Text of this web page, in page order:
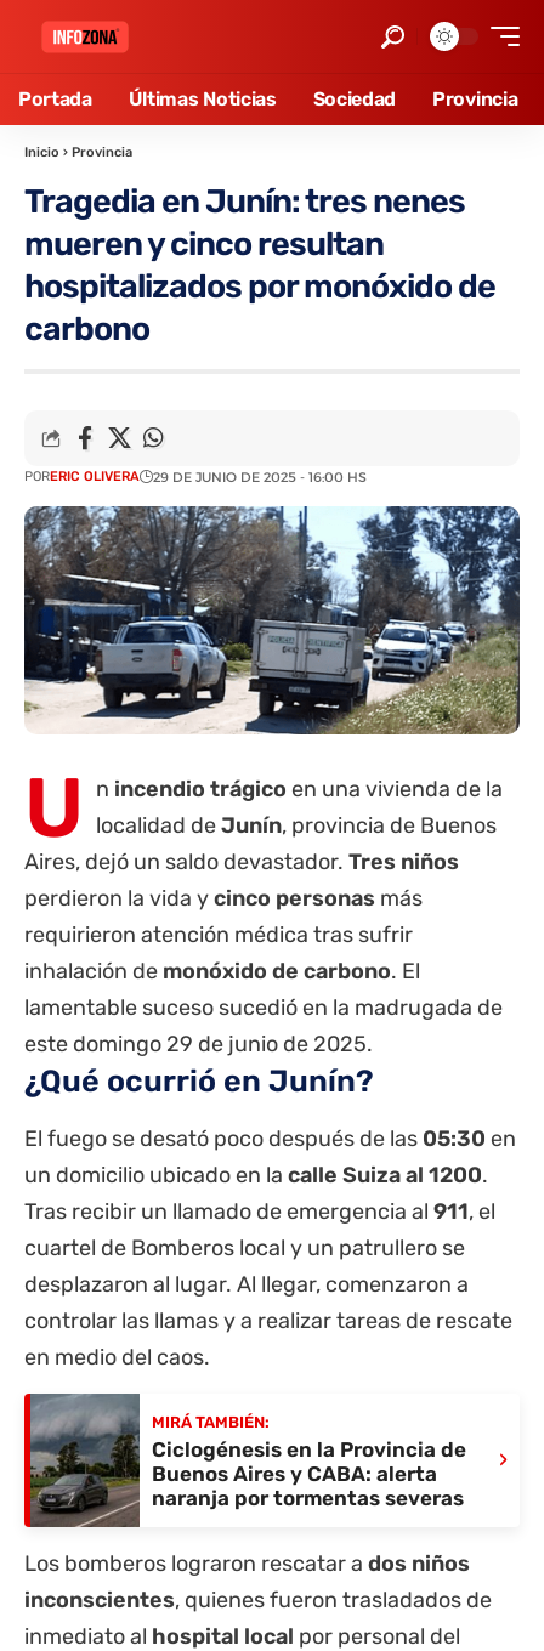
Portada Últimas Noticias Sociedad Provincia
Inicio › Provincia
Tragedia en Junín: tres nenes
mueren y cinco resultan
hospitalizados por monóxido de
carbono
PORERIC OLIVERA 29 DE JUNIO DE 2025 - 16:00 HS
U n incendio trágico en una vivienda de la
localidad deJunín, provincia de Buenos
Aires, dejó un saldo devastador. Tres niños
perdieron la vida ycinco personas más
requirieron atención médica tras sufrir
inhalación de monóxido de carbono. El
lamentable suceso sucedió en la madrugada de
este domingo 29 de junio de 2025.
¿Qué ocurrió en Junín?
El fuego se desató poco después de las 05:30 en
un domicilio ubicado en la calle Suiza al 1200.
Tras recibir un llamado de emergencia al 911, el
cuartel de Bomberos local y un patrullero se
desplazaron al lugar. Al llegar, comenzaron a
controlar las llamas y a realizar tareas de rescate
en medio del caos.
MIRÁ TAMBIÉN:
Ciclogénesis en la Provincia de
Buenos Aires y CABA: alerta
naranja por tormentas severas
›
Los bomberos lograron rescatar a dos niños
inconscientes, quienes fueron trasladados de
inmediato al hospital local por personal del